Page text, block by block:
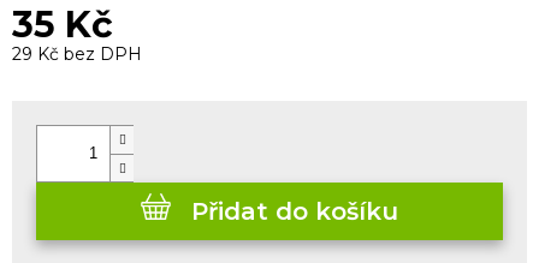
35 Kč
29 Kč bez DPH
Přidat do košíku